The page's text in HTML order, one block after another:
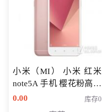
小米（MI） 小米 红米
note5A 手机 樱花粉高配
版 全网通(3G+32G)
0.00 库存0